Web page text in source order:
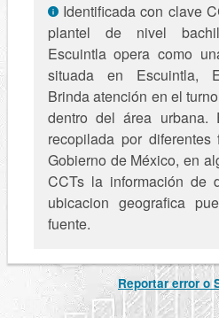
Identificada con clave
plantel de nivel
Escuintla opera como
situada en Escuintla,
Brinda atención en el
dentro del área urbana.
recopilada por
Gobierno de México, en
CCTs la información de
ubicacion geografica
fuente.
Reportar error o